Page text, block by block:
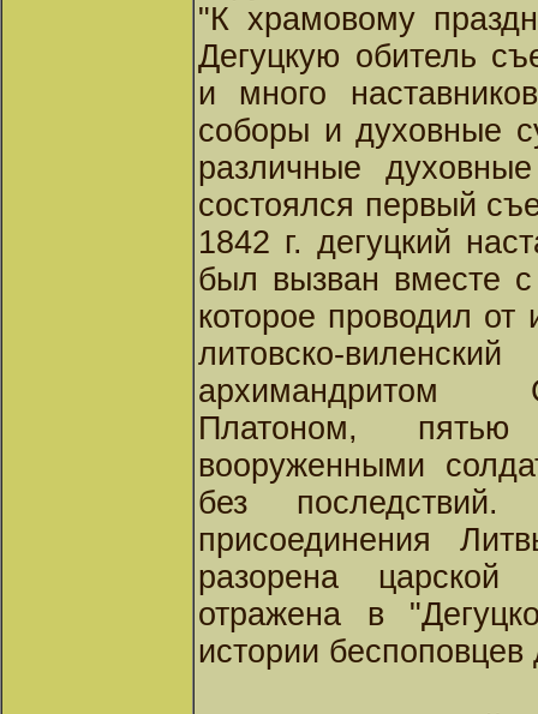
"К храмовому
Дегуцкую обитель
и много
соборы и духовные
различные
состоялся первый
1842 г. дегуцкий
был вызван вместе
которое проводил от
литовско-
архимандритом
Платоном,
вооруженными
без
присоединения
разорена царской
отражена в
истории